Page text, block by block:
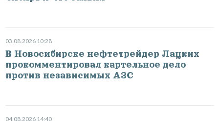
03.08.2026 10:28
В Новосибирске нефтетрейдер Лацких
прокомментировал картельное дело
против независимых АЗС
04.08.2026 14:40